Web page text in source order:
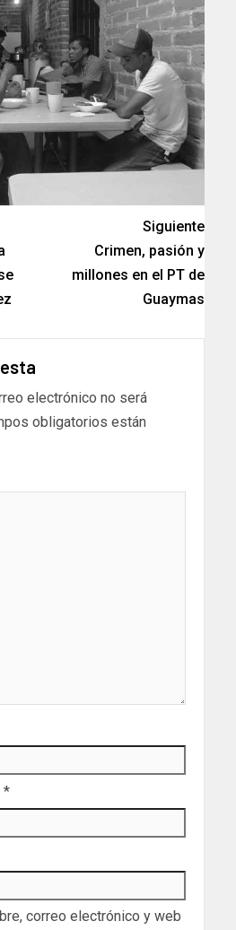
Siguiente
Crimen, pasión y
millones en el PT de
Guaymas
electrónico no será
obligatorios están
*
correo electrónico y web